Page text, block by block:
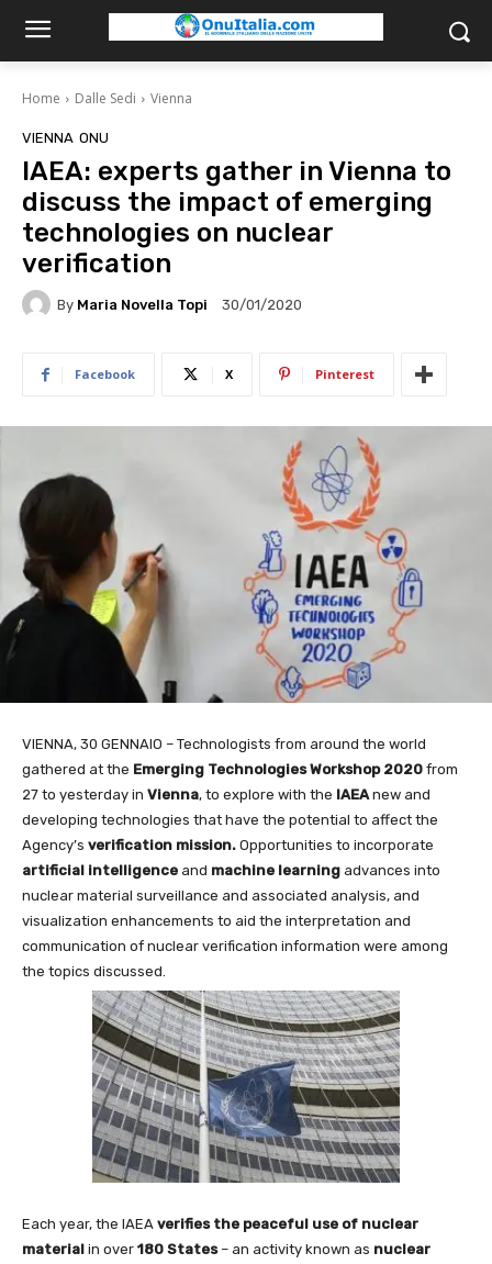
Home Dalle Sedi Vienna
VIENNA ONU
IAEA: experts gather in Vienna to
discuss the impact of emerging
technologies on nuclear
verification
By Maria Novella Topi 30/01/2020
Facebook X Pinterest
VIENNA, 30 GENNAIO – Technologists from around the world
gathered at the Emerging Technologies Workshop 2020 from
27 to yesterday in Vienna, to explore with the IAEA new and
developing technologies that have the potential to affect the
Agency’s verification mission. Opportunities to incorporate
artificial intelligence and machine learning advances into
nuclear material surveillance and associated analysis, and
visualization enhancements to aid the interpretation and
communication of nuclear verification information were among
the topics discussed.
Each year, the IAEA verifies the peaceful use of nuclear
material in over 180 States– an activity known as nuclear